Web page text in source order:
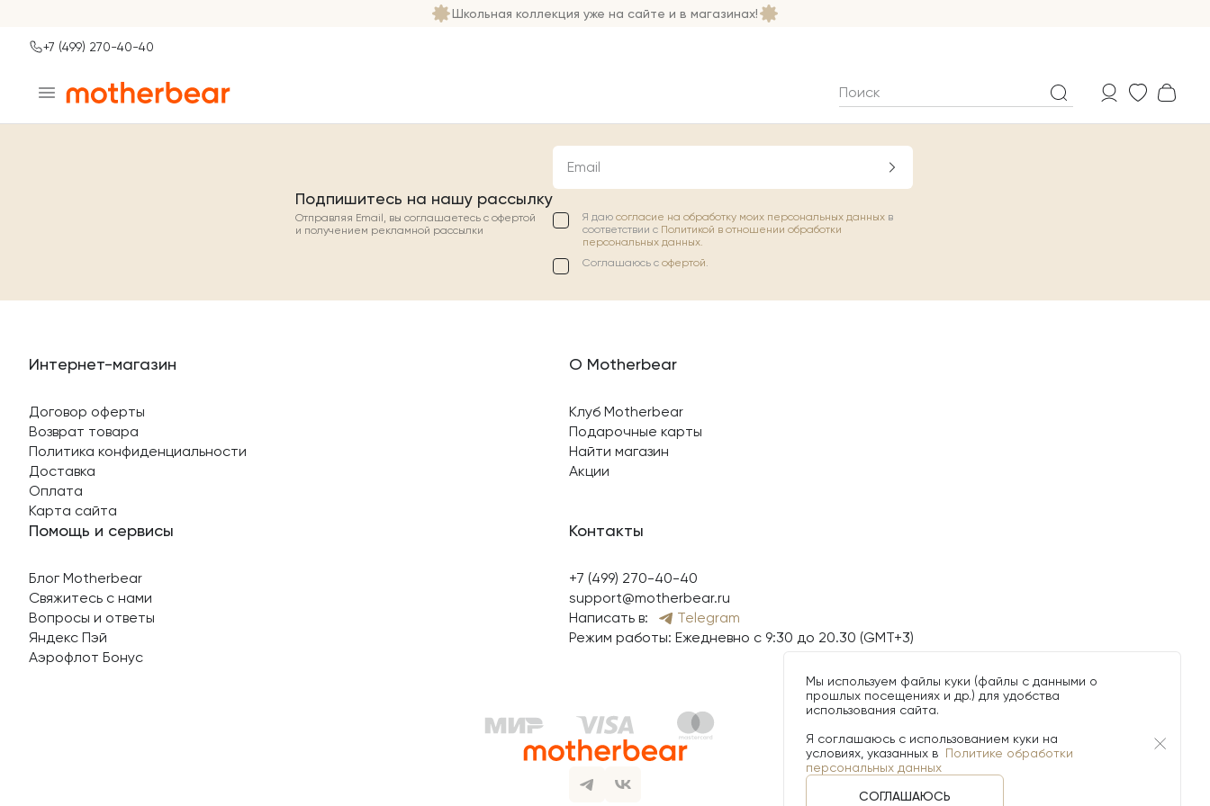
Школьная коллекция уже на сайте и в магазинах!
Ваш город
+7 (499) 270-40-40
Подпишитесь на нашу рассылку
Отправляя Email, вы соглашаетесь с офертой
и получением рекламной рассылки
Email
Я даю согласие на обработку моих персональных данных в
соответствии с Политикой в отношении обработки
персональных данных.
Соглашаюсь с офертой.
Интернет-магазин
Договор оферты
Возврат товара
Политика конфиденциальности
Доставка
Оплата
Карта сайта
О Motherbear
Клуб Motherbear
Подарочные карты
Найти магазин
Акции
Помощь и сервисы
Блог Motherbear
Свяжитесь с нами
Вопросы и ответы
Яндекс Пэй
Аэрофлот Бонус
Контакты
+7 (499) 270-40-40
support@motherbear.ru
Написать в:
Telegram
Режим работы: Ежедневно с 9:30 до 20.30 (GMT+3)
Мы используем файлы куки (файлы с данными о
прошлых посещениях и др.) для удобства
использования сайта.
Я соглашаюсь с использованием куки на
условиях, указанных в Политике обработки
персональных данных
СОГЛАШАЮСЬ